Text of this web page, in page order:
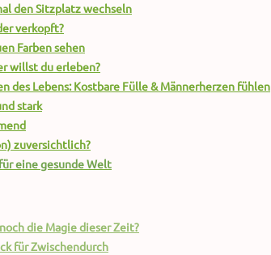
den Sitzplatz wechseln
verkopft?
Farben sehen
willst du erleben?
des Lebens: Kostbare Fülle & Männerherzen fühlen
stark
zuversichtlich?
eine gesunde Welt
die Magie dieser Zeit?
für Zwischendurch